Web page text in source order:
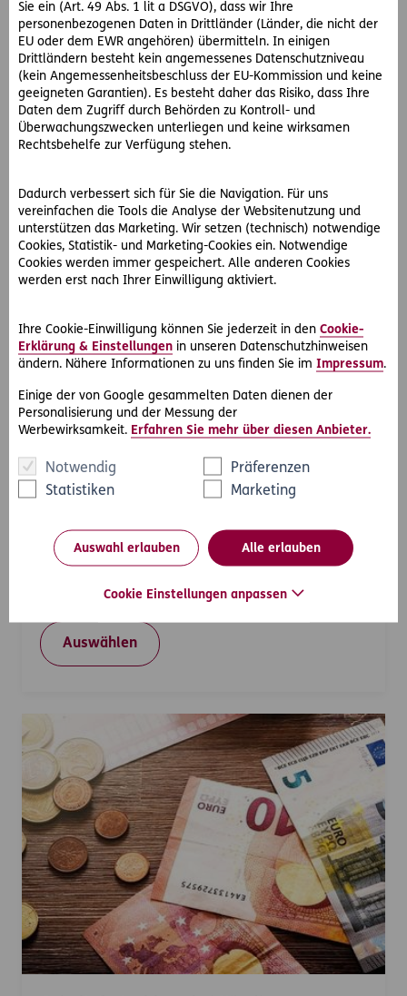
Sie ein (Art. 49 Abs. 1 lit a DSGVO), dass wir Ihre
personenbezogenen Daten in Drittländer (Länder, die nicht der
EU oder dem EWR angehören) übermitteln. In einigen
Drittländern besteht kein angemessenes Datenschutzniveau
(kein Angemessenheitsbeschluss der EU-Kommission und keine
geeigneten Garantien). Es besteht daher das Risiko, dass Ihre
Daten dem Zugriff durch Behörden zu Kontroll- und
Überwachungszwecken unterliegen und keine wirksamen
Rechtsbehelfe zur Verfügung stehen.
Dadurch verbessert sich für Sie die Navigation. Für uns
vereinfachen die Tools die Analyse der Websitenutzung und
unterstützen das Marketing. Wir setzen (technisch) notwendige
Cookies, Statistik- und Marketing-Cookies ein. Notwendige
Cookies werden immer gespeichert. Alle anderen Cookies
werden erst nach Ihrer Einwilligung aktiviert.
Ihre Cookie-Einwilligung können Sie jederzeit in den Cookie-
Erklärung & Einstellungen in unseren Datenschutzhinweisen
ändern. Nähere Informationen zu uns finden Sie im Impressum.
Einige der von Google gesammelten Daten dienen der
Personalisierung und der Messung der
Werbewirksamkeit. Erfahren Sie mehr über diesen Anbieter.
Notwendig
Präferenzen
Statistiken
Marketing
Auswahl erlauben Alle erlauben
Cookie Einstellungen anpassen
jegliche Schmerzensgeldzahlung, obwohl er von
der defekten Verankerung gewusst hat (Streitwert
10.000 €).
Auswählen
Mängel nach Autokauf
kurzer Zeit gravierende Mängel heraus, die trotz
mehrmaliger Reparaturversuche durch den
vom Kauf zurücktreten (Streitwert 25.000 €).
Auswählen